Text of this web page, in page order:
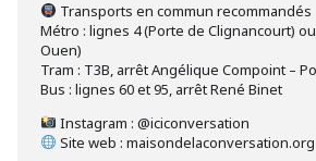
Transports en commun recommandés
Métro : lignes 4 (Porte de Clignancourt)
Ouen)
Tram : T3B, arrêt Angélique Compoint –
Bus : lignes 60 et 95, arrêt René Binet
Instagram : @iciconversation
Site web : maisondelaconversation.org